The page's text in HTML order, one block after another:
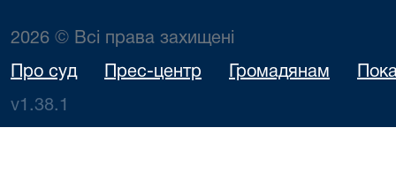
2026 © Всі права захищені
Про суд Прес-центр Громадянам
v1.38.1